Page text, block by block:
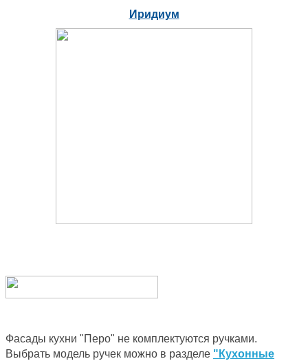
Иридиум
Фасады кухни "Перо" не комплектуются ручками.
Выбрать модель ручек можно в разделе "Кухонные